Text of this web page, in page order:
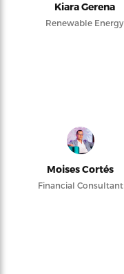
Kiara Gerena
Renewable Energy
Moises Cortés
Financial Consultant